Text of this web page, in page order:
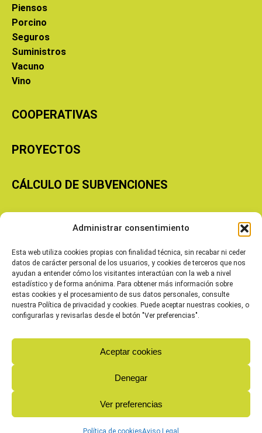
Administrar consentimiento
Esta web utiliza cookies propias con finalidad técnica, sin recabar ni ceder
datos de carácter personal de los usuarios, y cookies de terceros que nos
ayudan a entender cómo los visitantes interactúan con la web a nivel
estadístico y de forma anónima. Para obtener más información sobre
estas cookies y el procesamiento de sus datos personales, consulte
nuestra Política de privacidad y cookies. Puede aceptar nuestras cookies, o
configurarlas y revisarlas desde el botón "Ver preferencias".
Aceptar cookies
Denegar
Ver preferencias
Política de cookiesAviso Legal
Piensos
Porcino
Seguros
Suministros
Vacuno
Vino
COOPERATIVAS
PROYECTOS
CÁLCULO DE SUBVENCIONES